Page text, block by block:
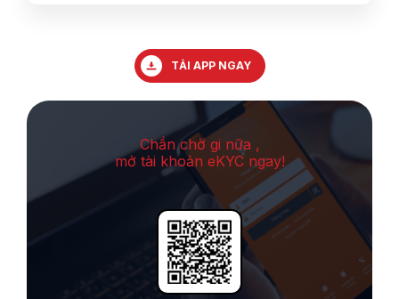
TẢI APP NGAY
Chần chờ gi nữa ,
mở tài khoản eKYC ngay!